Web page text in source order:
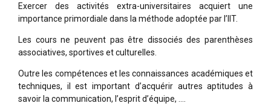
Exercer des activités extra-universitaires acquiert une
importance primordiale dans la méthode adoptée par l’IIT.
Les cours ne peuvent pas être dissociés des parenthèses
associatives, sportives et culturelles.
Outre les compétences et les connaissances académiques et
techniques, il est important d’acquérir autres aptitudes à
savoir la communication, l’esprit d’équipe, ….